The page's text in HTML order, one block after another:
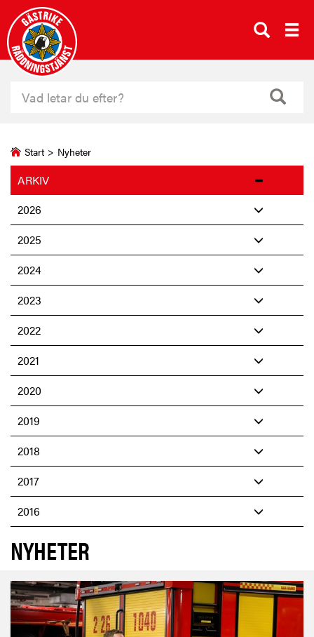
Start > Nyheter
ARKIV
2026
2025
2024
2023
2022
2021
2020
2019
2018
2017
2016
NYHETER